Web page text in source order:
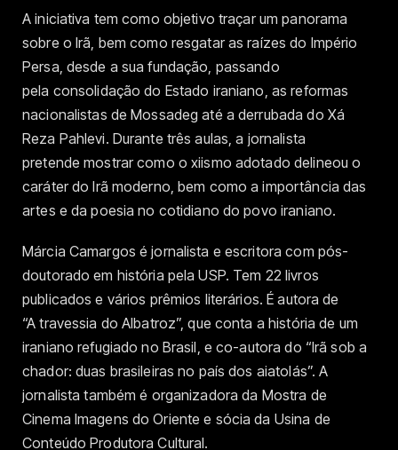
A iniciativa tem como objetivo traçar um panorama
sobre o Irã, bem como resgatar as raízes do Império
Persa, desde a sua fundação, passando
pela consolidação do Estado iraniano, as reformas
nacionalistas de Mossadeg até a derrubada do Xá
Reza Pahlevi. Durante três aulas, a jornalista
pretende mostrar como o xiismo adotado delineou o
caráter do Irã moderno, bem como a importância das
artes e da poesia no cotidiano do povo iraniano.
Márcia Camargos é jornalista e escritora com pós-
doutorado em história pela USP. Tem 22 livros
publicados e vários prêmios literários. É autora de
“A travessia do Albatroz”, que conta a história de um
iraniano refugiado no Brasil, e co-autora do “Irã sob a
chador: duas brasileiras no país dos aiatolás”. A
jornalista também é organizadora da Mostra de
Cinema Imagens do Oriente e sócia da Usina de
Conteúdo Produtora Cultural.